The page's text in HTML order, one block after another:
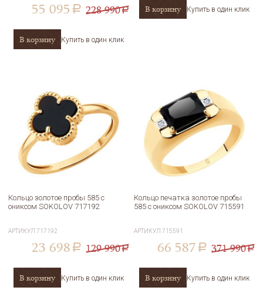
55 095 a 228 990a
В корзину Купить в один клик
В корзину Купить в один клик
Кольцо золотое пробы 585 с
ониксом SOKOLOV 717192
АРТИКУЛ717192
23 698 a 129 990a
В корзину Купить в один клик
Кольцо печатка золотое пробы
585 с ониксом SOKOLOV 715591
АРТИКУЛ715591
66 587 a 371 990a
В корзину Купить в один клик